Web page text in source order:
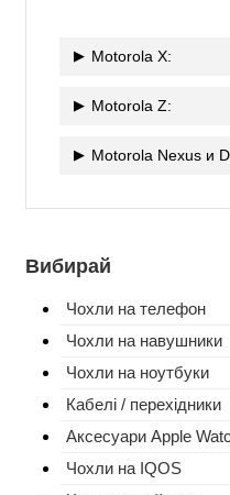
Motorola X:
Motorola Z:
Motorola Nexus и
Вибирай
Чохли на телефон
Чохли на навушники
Чохли на ноутбуки
Кабелі / перехідники
Аксесуари Apple
Чохли на IQOS